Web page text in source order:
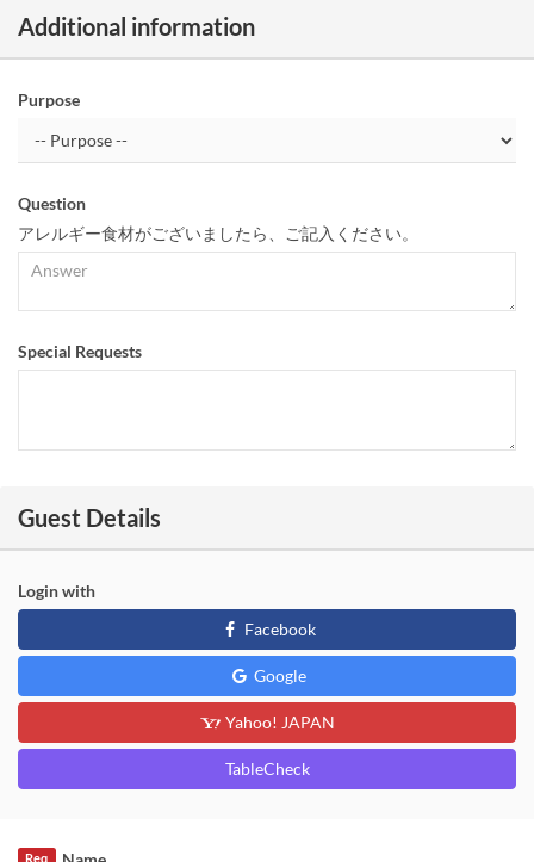
Additional information
Purpose
Question
アレルギー食材がございましたら、ご記入ください。
Special Requests
Guest Details
Login with
Facebook
Google
Yahoo! JAPAN
TableCheck
Req